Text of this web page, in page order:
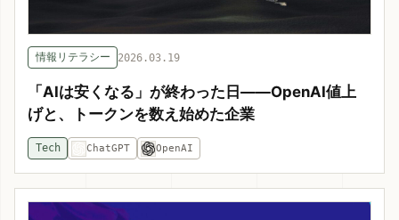
情報リテラシー 2026.03.19
「AIは安くなる」が終わった日——OpenAI値上
げと、トークンを数え始めた企業
Tech ChatGPT OpenAI